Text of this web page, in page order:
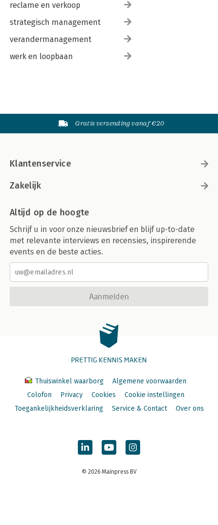
reclame en verkoop
strategisch management
verandermanagement
werk en loopbaan
Gratis verzending vanaf €20
Klantenservice
Zakelijk
Altijd op de hoogte
Schrijf u in voor onze nieuwsbrief en blijf up-to-date
met relevante interviews en recensies, inspirerende
events en de beste acties.
Aanmelden
PRETTIG KENNIS MAKEN
Thuiswinkel waarborg
Algemene voorwaarden
Colofon
Privacy Cookies
Cookie instellingen
Toegankelijkheidsverklaring
Service & Contact Over ons
© 2026 Mainpress BV